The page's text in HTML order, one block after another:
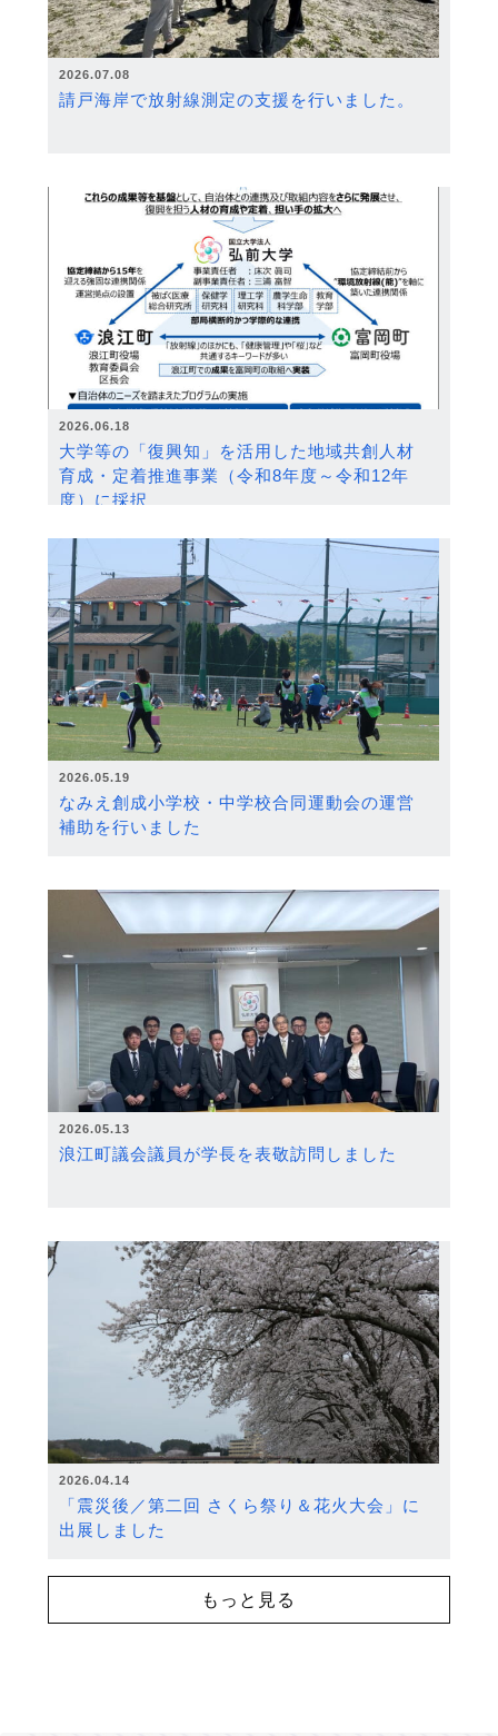
2026.07.08
請戸海岸で放射線測定の支援を行いました。
2026.06.18
大学等の「復興知」を活用した地域共創人材
育成・定着推進事業（令和8年度～令和12年
度）に採択
2026.05.19
なみえ創成小学校・中学校合同運動会の運営
補助を行いました
2026.05.13
浪江町議会議員が学長を表敬訪問しました
2026.04.14
「震災後／第二回 さくら祭り＆花火大会」に
出展しました
もっと見る